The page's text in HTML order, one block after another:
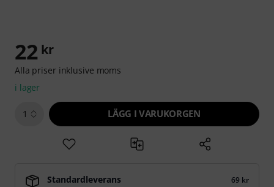
22 kr
Alla priser inklusive moms
i lager
1 LÄGG I VARUKORGEN
Standardleverans
69 kr